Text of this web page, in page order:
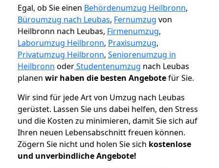
Egal, ob Sie einen Behördenumzug Heilbronn,
Büroumzug nach Leubas, Fernumzug von
Heilbronn nach Leubas, Firmenumzug,
Laborumzug Heilbronn, Praxisumzug,
Privatumzug Heilbronn, Seniorenumzug in
Heilbronn oderStudentenumzug nach Leubas
planen wir haben die besten Angebotefür Sie.
Wir sind für jede Art von Umzug nach Leubas
gerüstet. Lassen Sie uns dabei helfen, den Stress
und die Kosten zu minimieren, damit Sie sich auf
Ihren neuen Lebensabschnitt freuen können.
Zögern Sie nicht und holen Sie sich kostenlose
und unverbindliche Angebote!